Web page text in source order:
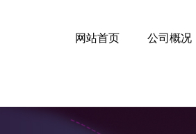
网站首页 公司概况